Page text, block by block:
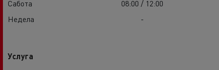
Сабота
08:00 / 12:00
Недела
-
Услуга